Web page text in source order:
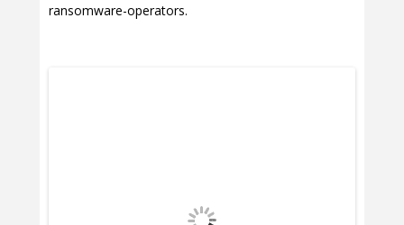
ransomware-operators.